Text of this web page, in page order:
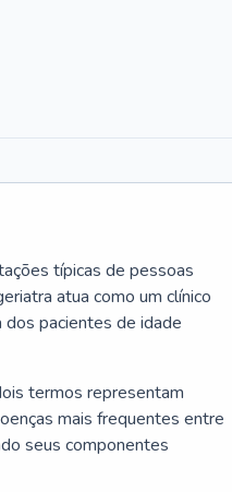
típicas de pessoas
atua como um clínico
pacientes de idade
termos representam
mais frequentes entre
seus componentes